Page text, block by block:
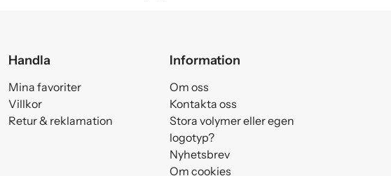
Handla
Mina favoriter
Villkor
Retur & reklamation
Information
Om oss
Kontakta oss
Stora volymer eller egen
logotyp?
Nyhetsbrev
Om cookies